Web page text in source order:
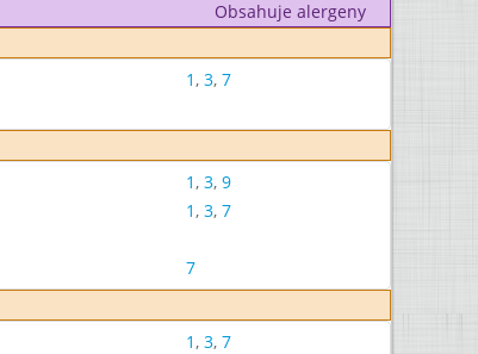
Obsahuje alergeny
1, 3, 7
1, 3, 9
1, 3, 7
7
1, 3, 7